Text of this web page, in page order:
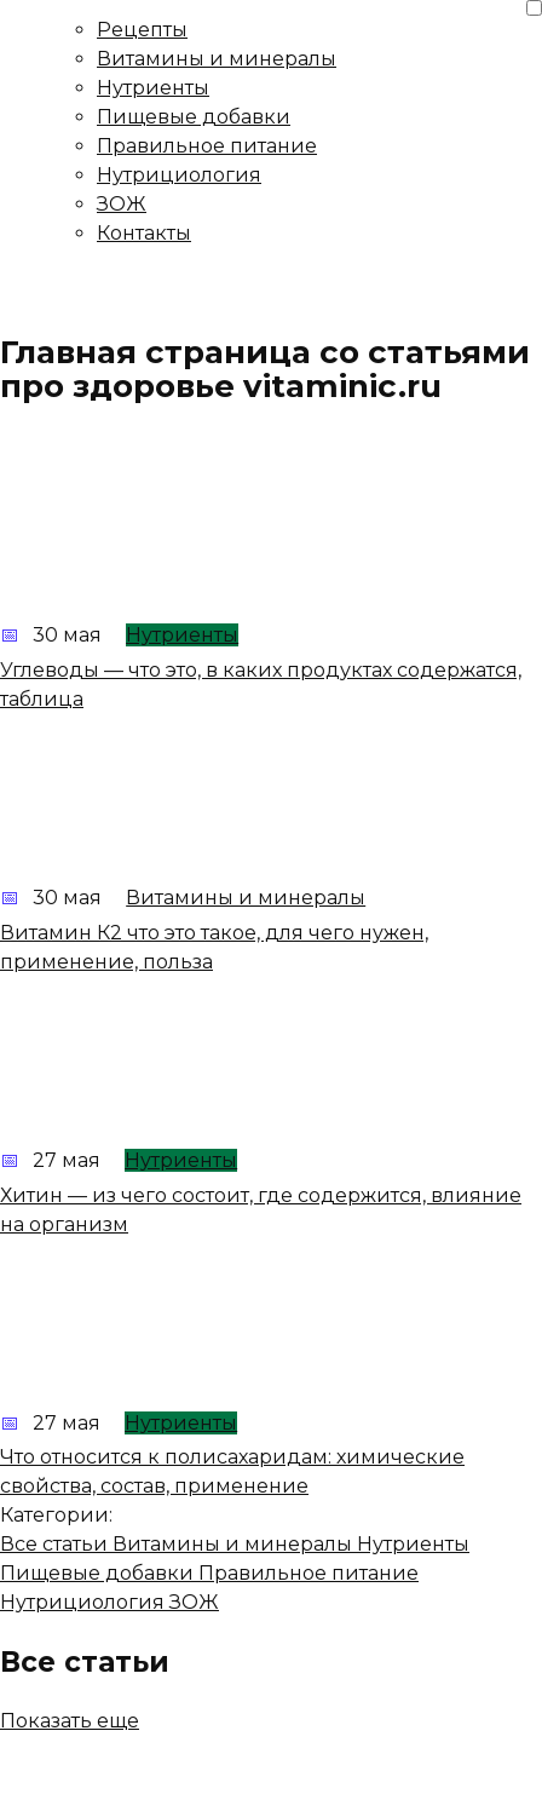
Рецепты
Витамины и минералы
Нутриенты
Пищевые добавки
Правильное питание
Нутрициология
ЗОЖ
Контакты
Главная страница со статьями
про здоровье vitaminic.ru
30 мая
Нутриенты
Углеводы — что это, в каких продуктах содержатся,
таблица
30 мая
Витамины и минералы
Витамин К2 что это такое, для чего нужен,
применение, польза
27 мая
Нутриенты
Хитин — из чего состоит, где содержится, влияние
на организм
27 мая
Нутриенты
Что относится к полисахаридам: химические
свойства, состав, применение
Категории:
Все статьи Витамины и минералы Нутриенты
Пищевые добавки Правильное питание
НутрициологияЗОЖ
Все статьи
Показать еще